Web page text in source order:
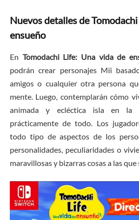
Nuevos detalles de
ensueño
En Tomodachi Life: Una vida de
podrán crear personajes Mii
amigos o cualquier otra persona
mente. Luego, contemplarán cómo
animada y ecléctica isla en la
prácticamente de todo. Los
todo tipo de aspectos de los
personalidades, peculiaridades o
maravillosas y bizarras cosas a las que